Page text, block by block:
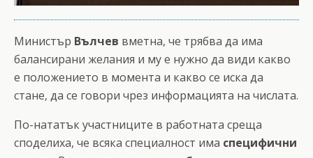
Министър Вълчев вметна, че трябва да има
балансирани желания и му е нужно да види какво
е положението в момента и какво се иска да
стане, да се говори чрез информацията на числата.
По-нататък участниците в работната среща
споделиха, че всяка специалност има специфични